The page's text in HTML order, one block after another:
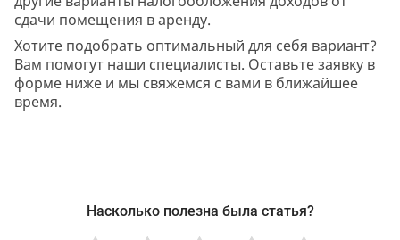
сдачи помещения в аренду.
Хотите подобрать оптимальный для себя вариант?
Вам помогут наши специалисты. Оставьте заявку в
форме ниже и мы свяжемся с вами в ближайшее
время.
Насколько полезна была статья?